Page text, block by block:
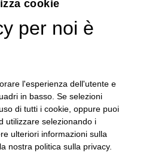
cookie
per noi è
l'esperienza dell'utente e
in basso. Se selezioni
di tutti i cookie, oppure puoi
utilizzare selezionando i
ulteriori informazioni sulla
nostra politica sulla privacy.